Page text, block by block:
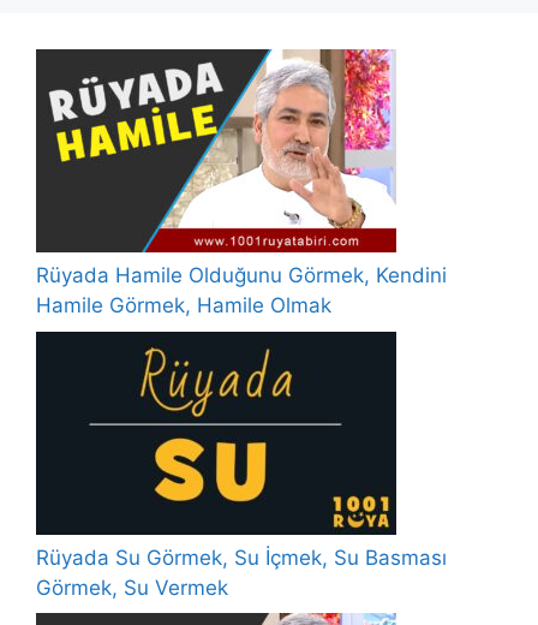
Rüyada Hamile Olduğunu Görmek, Kendini
Hamile Görmek, Hamile Olmak
Rüyada Su Görmek, Su İçmek, Su Basması
Görmek, Su Vermek